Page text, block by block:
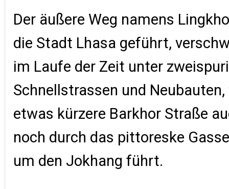
Der äußere Weg namens
die Stadt Lhasa geführt,
im Laufe der Zeit unter
Schnellstrassen und
etwas kürzere Barkhor Straße
noch durch das pittoreske
um den Jokhang führt.